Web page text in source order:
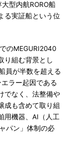
型内航RORO船
る実証船という位
のMEGURI2040
り組む背景とし
員が半数を超える
ラー起因である
でなく、法整備や
成も含めて取り組
用機器、AI（人工
パン」体制の必